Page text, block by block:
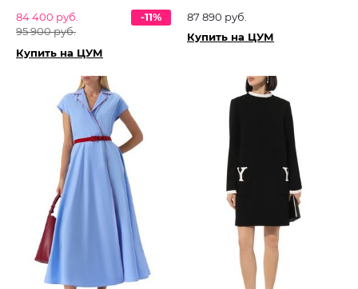
84 400 руб.
95 900 руб.
-11%
Купить на ЦУМ
87 890 руб.
Купить на ЦУМ